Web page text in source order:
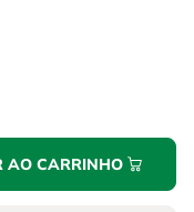
AO CARRINHO